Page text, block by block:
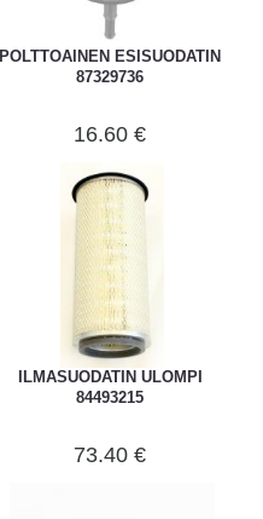
POLTTOAINEN ESISUODATIN
87329736
16.60 €
ILMASUODATIN ULOMPI
84493215
73.40 €